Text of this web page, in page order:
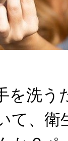
を洗う
て、衛